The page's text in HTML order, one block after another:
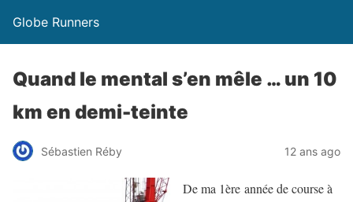
Globe Runners
Quand le mental s’en mêle … un 10
km en demi-teinte
Sébastien Réby 12 ans ago
De ma 1ère année de course à